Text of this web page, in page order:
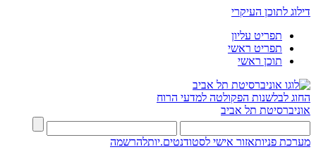
דילוג לתוכן העיקרי
תפריט עליון
תפריט ראשי
תוכן ראשי
החוג לבלשנות הפקולטה למדעי הרוח
אוניברסיטת תל אביב
מערכת פניותאזור אישי לסטודנטים.יותלהרשמה